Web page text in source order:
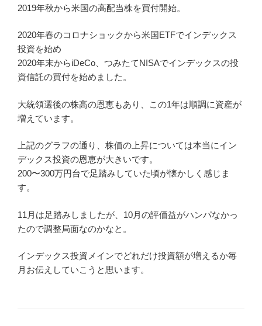
2019年秋から米国の高配当株を買付開始。
2020年春のコロナショックから米国ETFでインデックス
投資を始め
2020年末からiDeCo、つみたてNISAでインデックスの投
資信託の買付を始めました。
大統領選後の株高の恩恵もあり、この1年は順調に資産が
増えています。
上記のグラフの通り、株価の上昇については本当にイン
デックス投資の恩恵が大きいです。
200〜300万円台で足踏みしていた頃が懐かしく感じま
す。
11月は足踏みしましたが、10月の評価益がハンパなかっ
たので調整局面なのかなと。
インデックス投資メインでどれだけ投資額が増えるか毎
月お伝えしていこうと思います。